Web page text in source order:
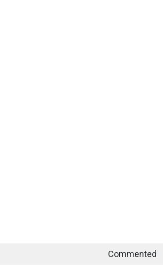
Commented